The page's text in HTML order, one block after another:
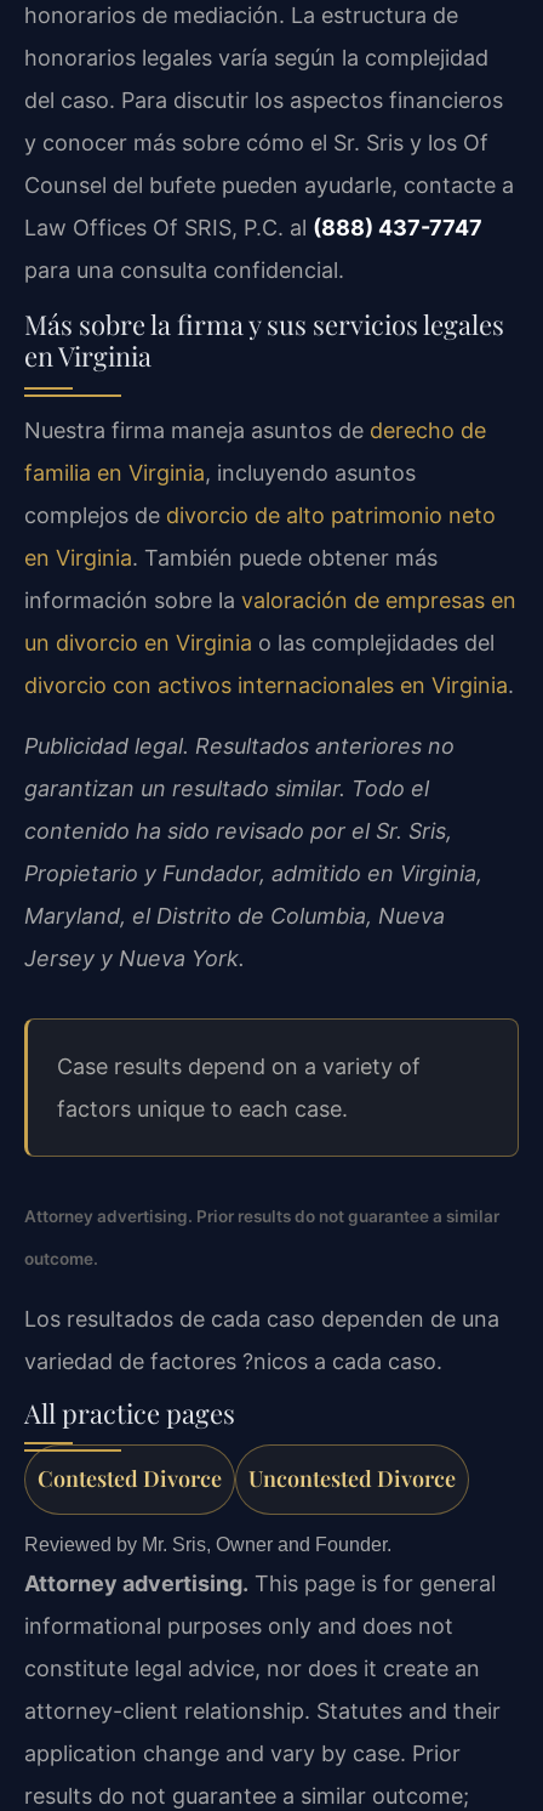
honorarios de mediación. La estructura de
honorarios legales varía según la complejidad
del caso. Para discutir los aspectos financieros
y conocer más sobre cómo el Sr. Sris y los Of
Counsel del bufete pueden ayudarle, contacte a
Law Offices Of SRIS, P.C. al (888) 437-7747
para una consulta confidencial.
Más sobre la firma y sus servicios legales
en Virginia
Nuestra firma maneja asuntos de derecho de
familia en Virginia, incluyendo asuntos
complejos de divorcio de alto patrimonio neto
en Virginia. También puede obtener más
información sobre la valoración de empresas en
un divorcio en Virginia o las complejidades del
divorcio con activos internacionales en Virginia.
Publicidad legal. Resultados anteriores no
garantizan un resultado similar. Todo el
contenido ha sido revisado por el Sr. Sris,
Propietario y Fundador, admitido en Virginia,
Maryland, el Distrito de Columbia, Nueva
Jersey y Nueva York.
Case results depend on a variety of
factors unique to each case.
Attorney advertising. Prior results do not guarantee a similar
outcome.
Los resultados de cada caso dependen de una
variedad de factores ?nicos a cada caso.
All practice pages
Contested Divorce Uncontested Divorce
Reviewed by Mr. Sris, Owner and Founder.
Attorney advertising. This page is for general
informational purposes only and does not
constitute legal advice, nor does it create an
attorney-client relationship. Statutes and their
application change and vary by case. Prior
results do not guarantee a similar outcome;